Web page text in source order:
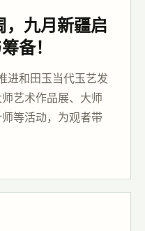
，九月新疆启
备！
进和田玉当代玉艺发
艺术作品展、大师
等活动，为观者带